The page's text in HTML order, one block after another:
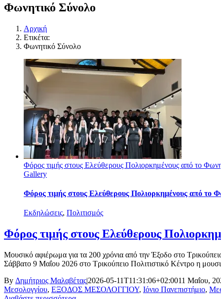
Φωνητικό Σύνολο
Αρχική
Ετικέτα:
Φωνητικό Σύνολο
Φόρος τιμής στους Ελεύθερους Πολιορκημένους από το
Gallery
Φόρος τιμής στους Ελεύθερους Πολιορκημένους από το
Εκδηλώσεις, Πολιτισμός
Φόρος τιμής στους Ελεύθερους
Μουσικό αφιέρωμα για τα 200 χρόνια από την Έξοδο στο
Σάββατο 9 Μαΐου 2026 στο Τρικούπειο Πολιτιστικό Κέντρο η
By Δημήτριος Μαλαβέτας|2026-05-11T11:31:06+02:0011 Μαΐου,
Μεσολογγίου, ΕΞΟΔΟΣ ΜΕΣΟΛΟΓΓΙΟΥ, Ιόνιο Πανεπιστήμιο,